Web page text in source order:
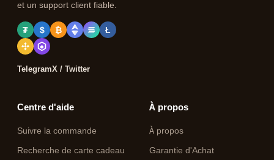
et un support client fiable.
₮ $ ₿ Ł
TelegramX / Twitter
Centre d'aide
Suivre la commande
Recherche de carte cadeau
À propos
À propos
Garantie d'Achat